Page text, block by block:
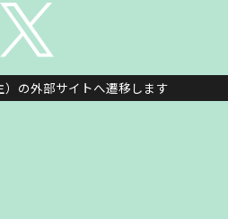
）の外部サイトへ遷移します